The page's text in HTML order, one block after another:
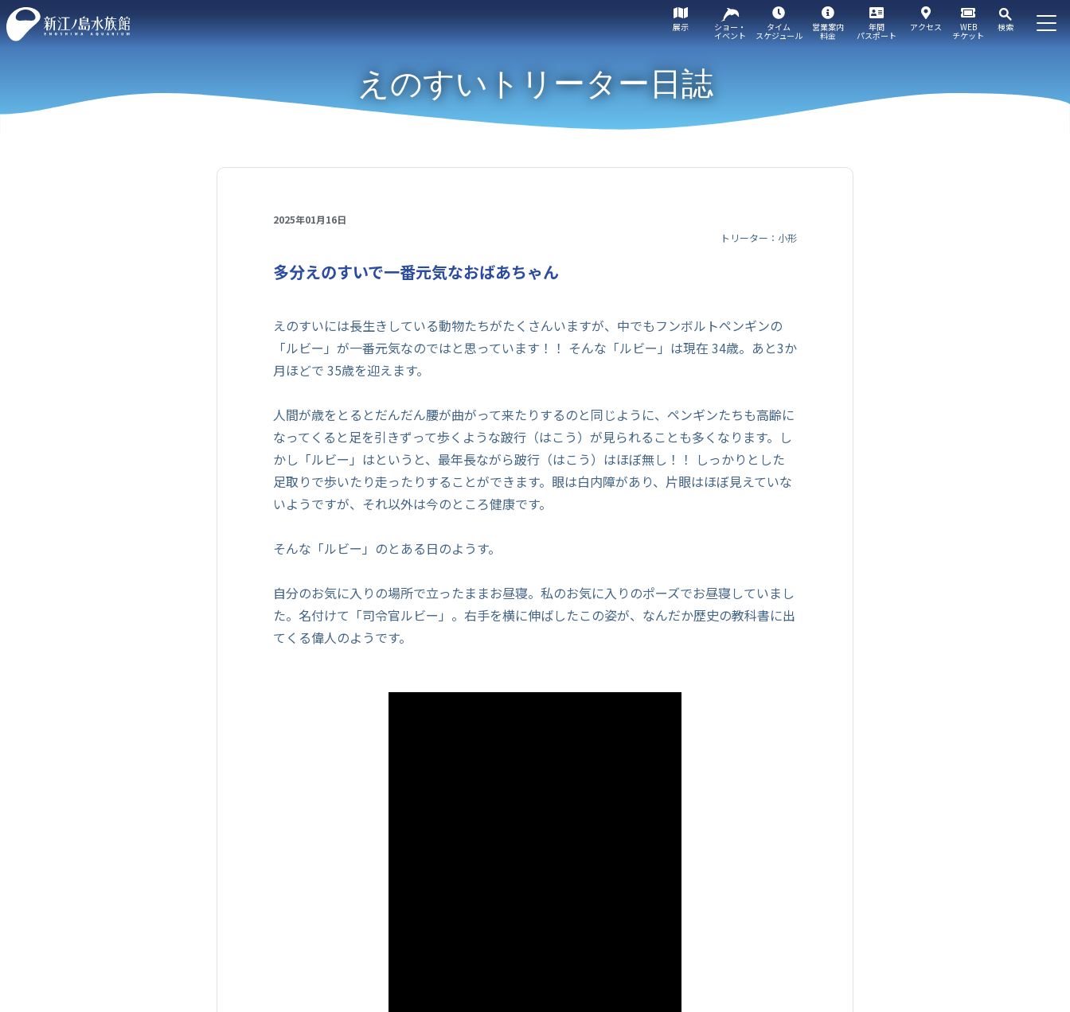
WEB
チケット
検索
展示 ショー・
イベント
タイム
スケジュール
営業案内
料金
年間
パスポート
アクセス
えのすいトリーター日誌
2025年01月16日
トリーター：小形
多分えのすいで一番元気なおばあちゃん
えのすいには長生きしている動物たちがたくさんいますが、中でもフンボルトペンギンの
「ルビー」が一番元気なのではと思っています！！ そんな「ルビー」は現在 34歳。あと3か
月ほどで 35歳を迎えます。
人間が歳をとるとだんだん腰が曲がって来たりするのと同じように、ペンギンたちも高齢に
なってくると足を引きずって歩くような跛行（はこう）が見られることも多くなります。し
かし「ルビー」はというと、最年長ながら跛行（はこう）はほぼ無し！！ しっかりとした
足取りで歩いたり走ったりすることができます。眼は白内障があり、片眼はほぼ見えていな
いようですが、それ以外は今のところ健康です。
そんな「ルビー」のとある日のようす。
自分のお気に入りの場所で立ったままお昼寝。私のお気に入りのポーズでお昼寝していまし
た。名付けて「司令官ルビー」。右手を横に伸ばしたこの姿が、なんだか歴史の教科書に出
てくる偉人のようです。